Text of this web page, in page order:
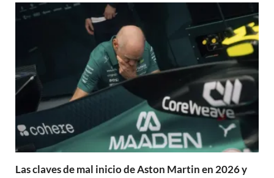
Las claves de mal inicio de Aston Martin en 2026 y